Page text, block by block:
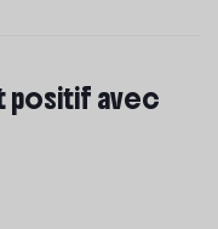
positif avec